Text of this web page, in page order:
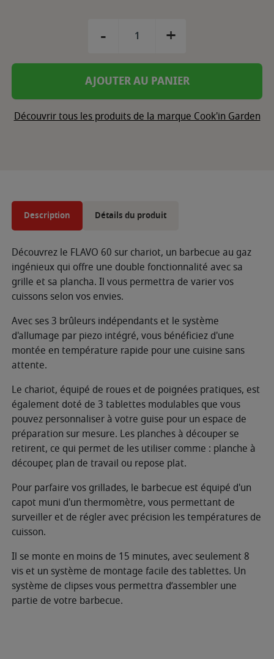
- +
AJOUTER AU PANIER
Découvrir tous les produits de la marque Cook'in Garden
Description Détails du produit
Découvrez le FLAVO 60 sur chariot, un barbecue au gaz
ingénieux qui offre une double fonctionnalité avec sa
grille et sa plancha. Il vous permettra de varier vos
cuissons selon vos envies.
Avec ses 3 brûleurs indépendants et le système
d'allumage par piezo intégré, vous bénéficiez d'une
montée en température rapide pour une cuisine sans
attente.
Le chariot, équipé de roues et de poignées pratiques, est
également doté de 3 tablettes modulables que vous
pouvez personnaliser à votre guise pour un espace de
préparation sur mesure. Les planches à découper se
retirent, ce qui permet de les utiliser comme : planche à
découper, plan de travail ou repose plat.
Pour parfaire vos grillades, le barbecue est équipé d'un
capot muni d'un thermomètre, vous permettant de
surveiller et de régler avec précision les températures de
cuisson.
Il se monte en moins de 15 minutes, avec seulement 8
vis et un système de montage facile des tablettes. Un
système de clipses vous permettra d’assembler une
partie de votre barbecue.